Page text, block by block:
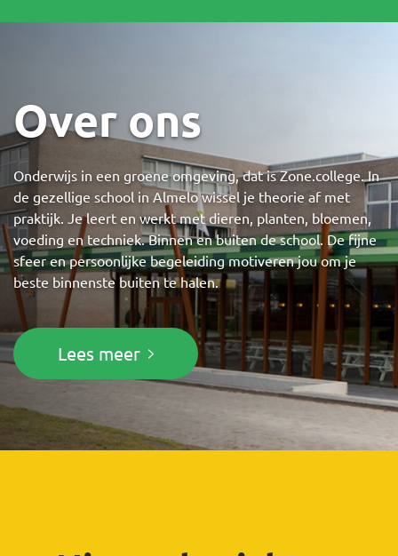
Over ons
Onderwijs in een groene omgeving, dat is Zone.college. In
de gezellige school in Almelo wissel je theorie af met
praktijk. Je leert en werkt met dieren, planten, bloemen,
voeding en techniek. Binnen en buiten de school. De fijne
sfeer en persoonlijke begeleiding motiveren jou om je
beste binnenste buiten te halen.
Lees meer